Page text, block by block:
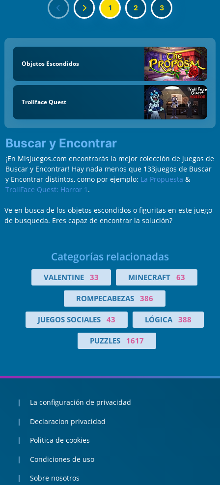
1 2 3
Objetos Escondidos
Trollface Quest
Buscar y Encontrar
¡En Misjuegos.com encontrarás la mejor colección de juegos de
Buscar y Encontrar! Hay nada menos que 133juegos de Buscar
y Encontrar distintos, como por ejemplo: La Propuesta &
TrollFace Quest: Horror 1 .
Ve en busca de los objetos escondidos o figuritas en este juego
de busqueda. Eres capaz de encontrar la solución?
Categorías relacionadas
VALENTINE 33 MINECRAFT 63
ROMPECABEZAS 386
JUEGOS SOCIALES 43 LÓGICA 388
PUZZLES 1617
La configuración de privacidad
Declaracion privacidad
Politica de cookies
Condiciones de uso
Sobre nosotros